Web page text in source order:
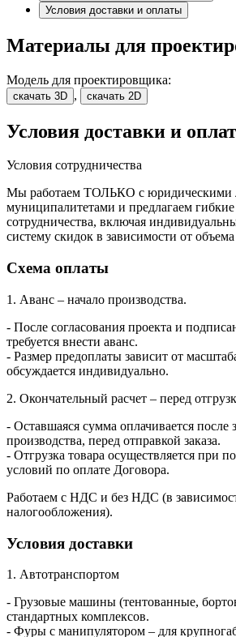
Условия доставки и оплаты
Материалы для
Модель для проектировщика:
скачать 3D , скачать 2D
Условия доставки и
Условия сотрудничества
Мы работаем ТОЛЬКО с юридическими
муниципалитетами и предлагаем
сотрудничества, включая
систему скидок в зависимости от объема
Схема оплаты
1. Аванс – начало производства.
- После согласования проекта и
требуется внести аванс.
- Размер предоплаты зависит от
обсуждается индивидуально.
2. Окончательный расчет – перед
- Оставшаяся сумма оплачивается после
производства, перед отправкой заказа.
- Отгрузка товара осуществляется при
условий по оплате Договора.
Работаем с НДС и без НДС (в
налогообложения).
Условия доставки
1. Автотранспортом
- Грузовые машины (тентованные,
стандартных комплексов.
- Фуры с манипулятором – для